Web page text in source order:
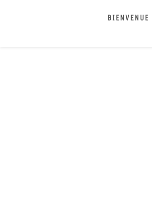
BIENVENUE